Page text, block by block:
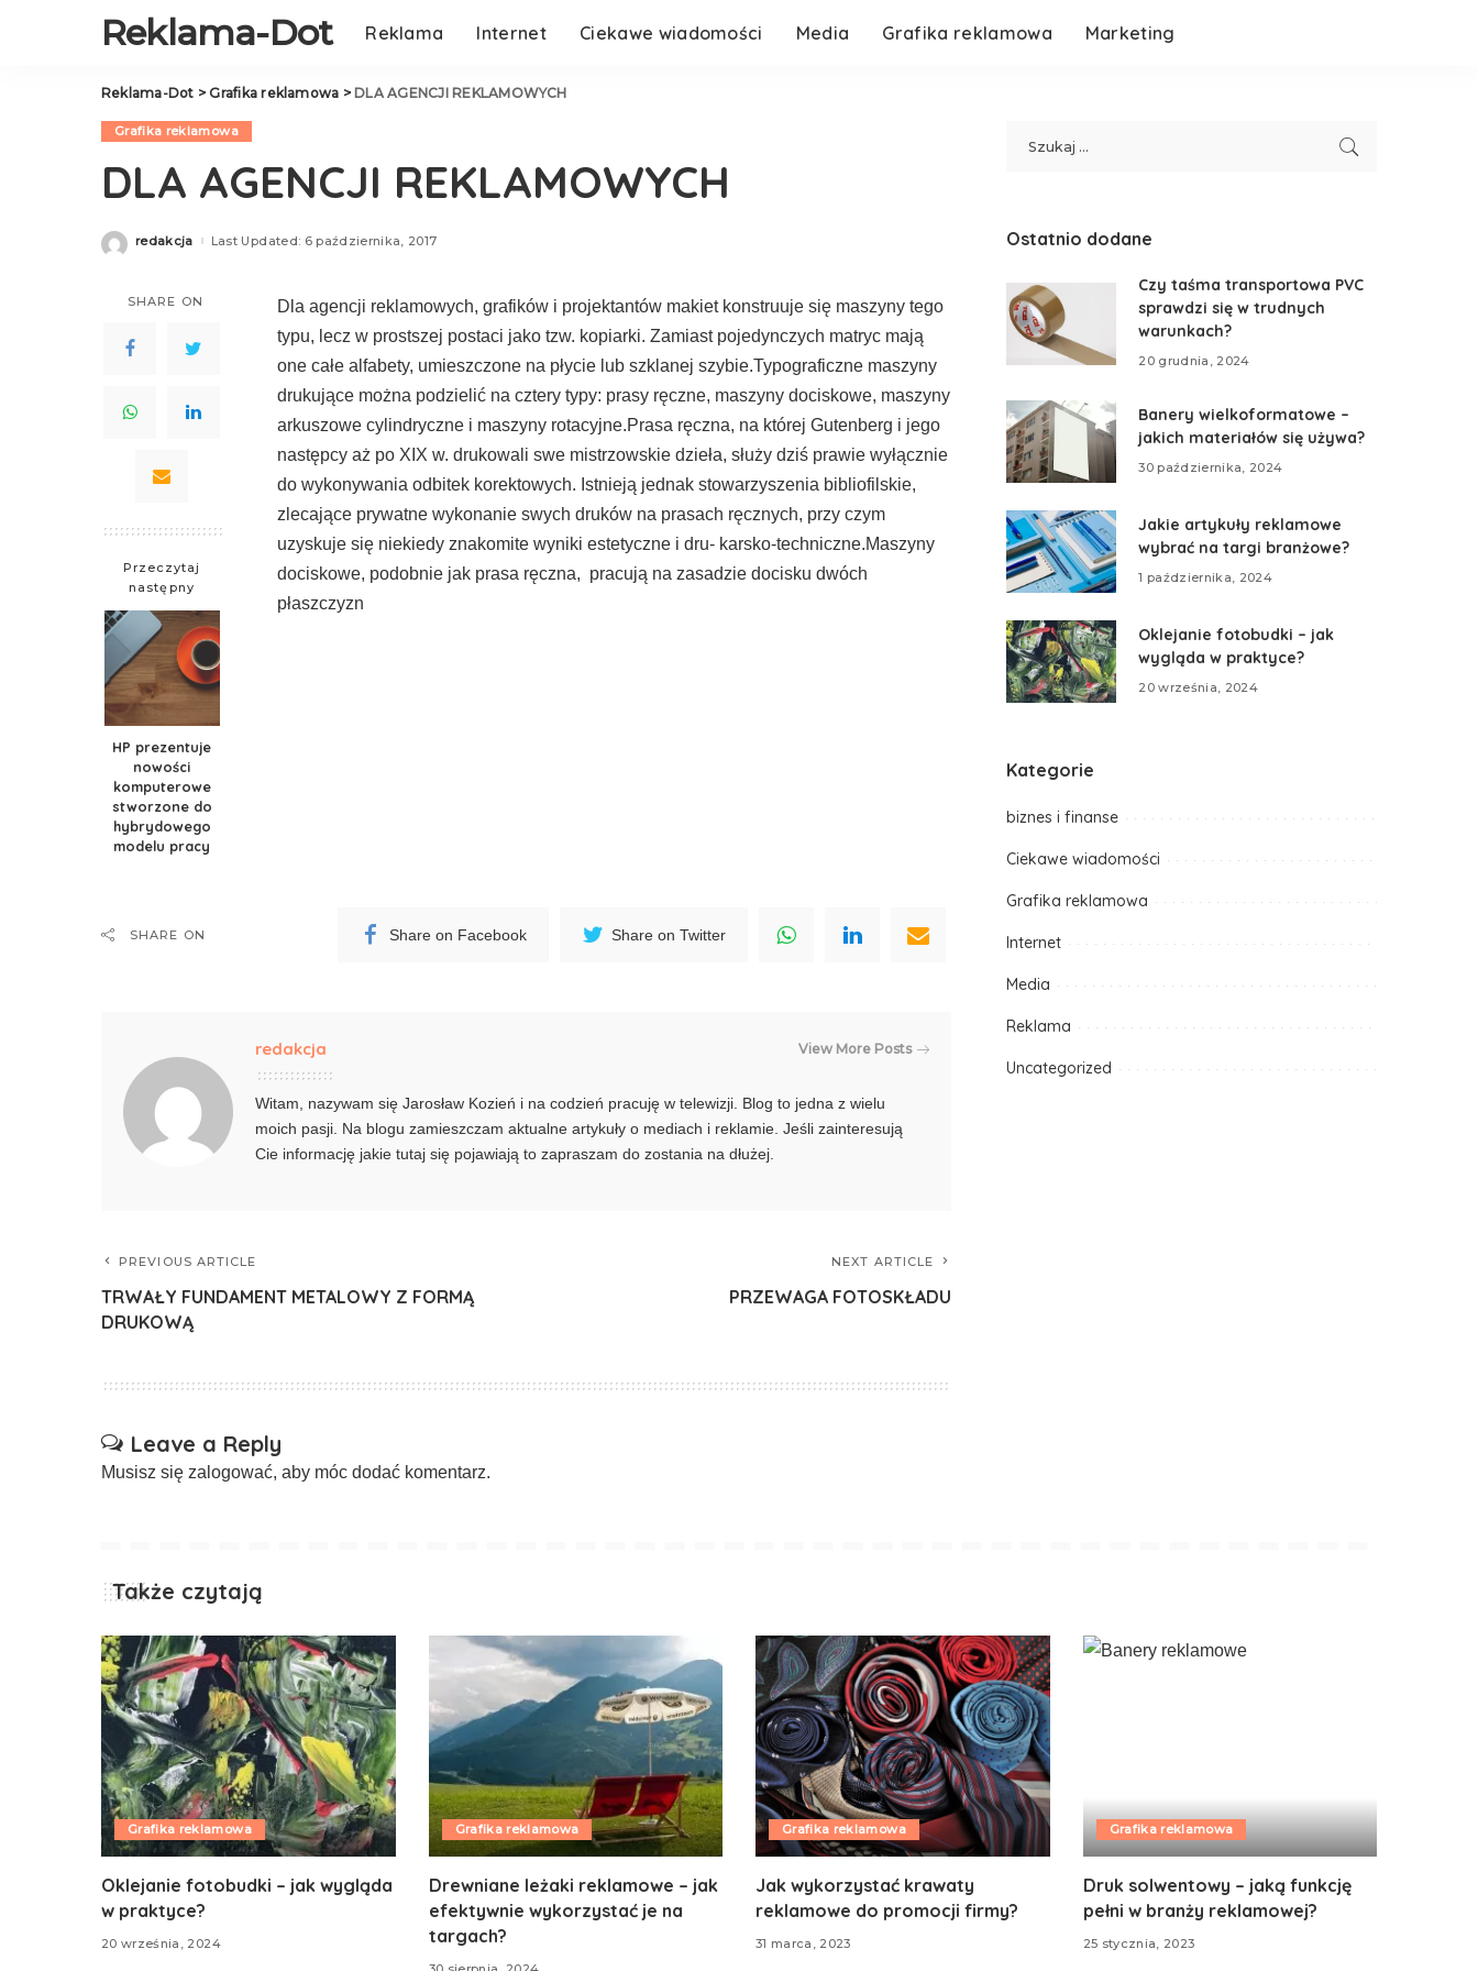
Reklama-Dot Reklama Internet Ciekawe wiadomości Media Grafika reklamowa Marketing
Reklama-Dot >Grafika reklamowa > DLA AGENCJI REKLAMOWYCH
Grafika reklamowa
DLA AGENCJI REKLAMOWYCH
Posted
redakcja Last Updated: 6 października, 2017
SHARE ON
Przeczytaj
następny
HP prezentuje
nowości
komputerowe
stworzone do
hybrydowego
modelu pracy
Dla agencji reklamowych, grafików i projektantów makiet konstruuje się maszyny tego
typu, lecz w prostszej postaci jako tzw. kopiarki. Zamiast poje­dynczych matryc mają
one całe alfabety, umiesz­czone na płycie lub szklanej szybie.Typograficzne maszyny
drukujące można podzie­lić na cztery typy: prasy ręczne, maszyny docisko­we, maszyny
arkuszowe cylindryczne i maszyny rotacyjne.Prasa ręczna, na której Gutenberg i jego
następcy aż po XIX w. drukowali swe mistrzowskie dzieła, służy dziś prawie wyłącznie
do wykonywania od­bitek korektowych. Istnieją jednak stowarzyszenia bibliofilskie,
zlecające prywatne wykonanie swych druków na prasach ręcznych, przy czym
uzyskuje się niekiedy znakomite wyniki estetyczne i dru- karsko-techniczne.Maszyny
dociskowe, podobnie jak prasa ręczna, pracują na zasadzie docisku dwóch
płaszczyzn
SHARE ON Share on Facebook Share on Twitter
redakcja View More Posts
Witam, nazywam się Jarosław Kozień i na codzień pracuję w telewizji. Blog to jedna z wielu
moich pasji. Na blogu zamieszczam aktualne artykuły o mediach i reklamie. Jeśli zainteresują
Cie informację jakie tutaj się pojawiają to zapraszam do zostania na dłużej.
PREVIOUS ARTICLE
TRWAŁY FUNDAMENT METALOWY Z FORMĄ
DRUKOWĄ
NEXT ARTICLE
PRZEWAGA FOTOSKŁADU
Leave a Reply
Musisz się zalogować, aby móc dodać komentarz.
Ostatnio dodane
Czy taśma transportowa PVC
sprawdzi się w trudnych
warunkach?
20 grudnia, 2024
Banery wielkoformatowe –
jakich materiałów się używa?
30 października, 2024
Jakie artykuły reklamowe
wybrać na targi branżowe?
1 października, 2024
Oklejanie fotobudki – jak
wygląda w praktyce?
20 września, 2024
Kategorie
biznes i finanse
Ciekawe wiadomości
Grafika reklamowa
Internet
Media
Reklama
Uncategorized
Także czytają
Grafika reklamowa
Oklejanie fotobudki – jak wygląda
w praktyce?
20 września, 2024
Grafika reklamowa
Drewniane leżaki reklamowe – jak
efektywnie wykorzystać je na
targach?
Grafika reklamowa
Jak wykorzystać krawaty
reklamowe do promocji firmy?
31 marca, 2023
Grafika reklamowa
Druk solwentowy – jaką funkcję
pełni w branży reklamowej?
25 stycznia, 2023